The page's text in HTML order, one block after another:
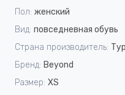
Пол: женский
Вид: повседневная обувь
Страна производитель:
Бренд: Beyond
Размер: XS